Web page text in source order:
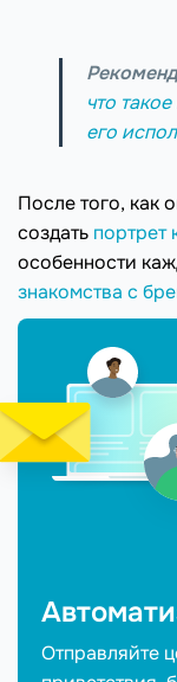
что
его
После того, как
создать портрет
особенности
знакомства с
Отправляйте